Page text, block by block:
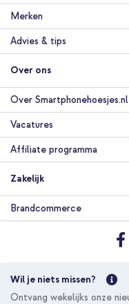
Merken
Advies & tips
Over ons
Over Smartphonehoesjes.nl
Vacatures
Affiliate programma
Zakelijk
Brandcommerce
Wil je niets missen?
Ontvang wekelijks onze